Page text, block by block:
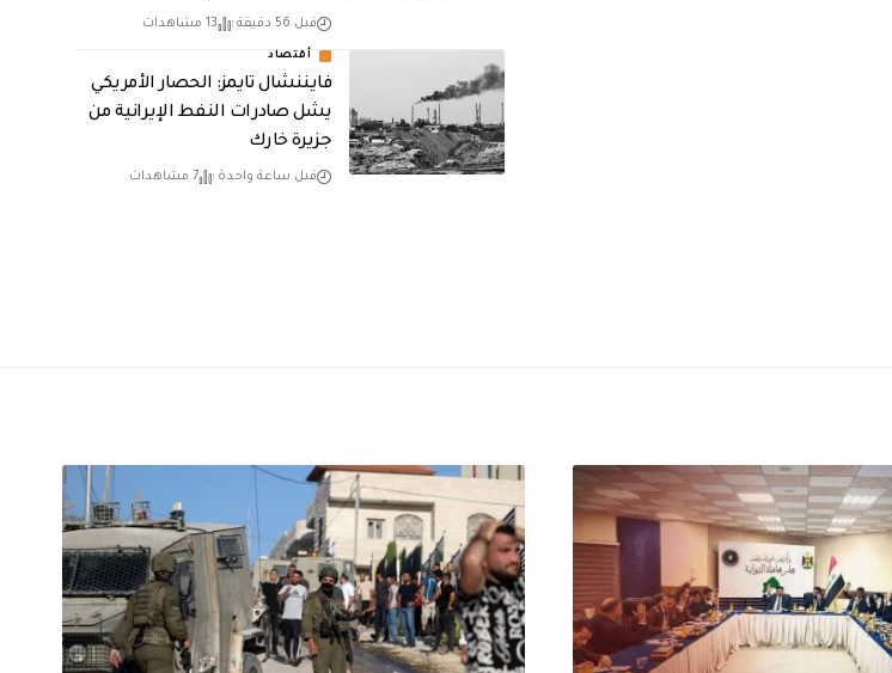
قبل 56 دقيقة 13 مشاهدات
أقتصاد
فايننشال تايمز: الحصار الأمريكي
يشل صادرات النفط الإيرانية من
جزيرة خارك
قبل ساعة واحدة 7 مشاهدات